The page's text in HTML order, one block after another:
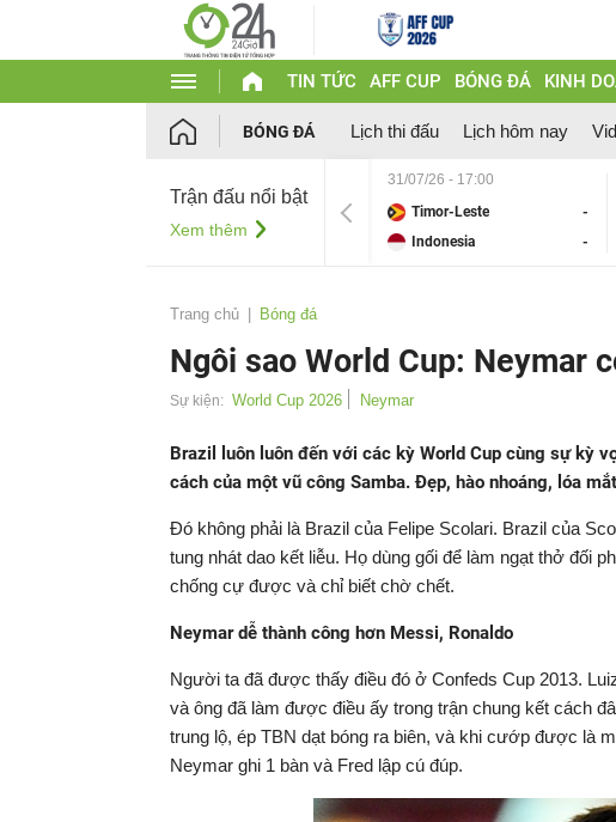
TIN TỨC AFF CUP BÓNG ĐÁ KINH
BÓNG ĐÁ Lịch thi đấu Lịch hôm nay
Trận đấu nổi bật
Xem thêm
31/07/26 - 17:00
Timor-Leste
-
Indonesia
-
Trang chủ Bóng đá
Ngôi sao World Cup: Neymar
Sự kiện: World Cup 2026 Neymar
Brazil luôn luôn đến với các kỳ World Cup cùng sự kỳ
cách của một vũ công Samba. Đẹp, hào nhoáng, lóa
Đó không phải là Brazil của Felipe Scolari. Brazil của
tung nhát dao kết liễu. Họ dùng gối để làm ngạt thở đối
chống cự được và chỉ biết chờ chết.
Neymar dễ thành công hơn Messi, Ronaldo
Người ta đã được thấy điều đó ở Confeds Cup 2013.
và ông đã làm được điều ấy trong trận chung kết cách
trung lộ, ép TBN dạt bóng ra biên, và khi cướp được là
Neymar ghi 1 bàn và Fred lập cú đúp.